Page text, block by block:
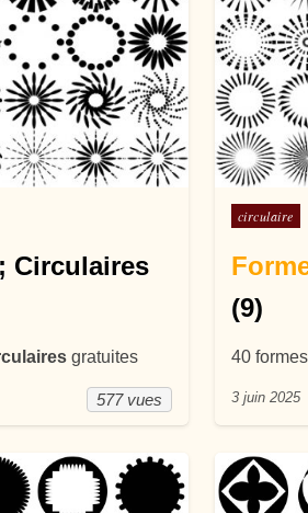
Circulaires
gratuites
577 vues
Posté dans
circulaire
(9)
40 formes
3 juin 2025